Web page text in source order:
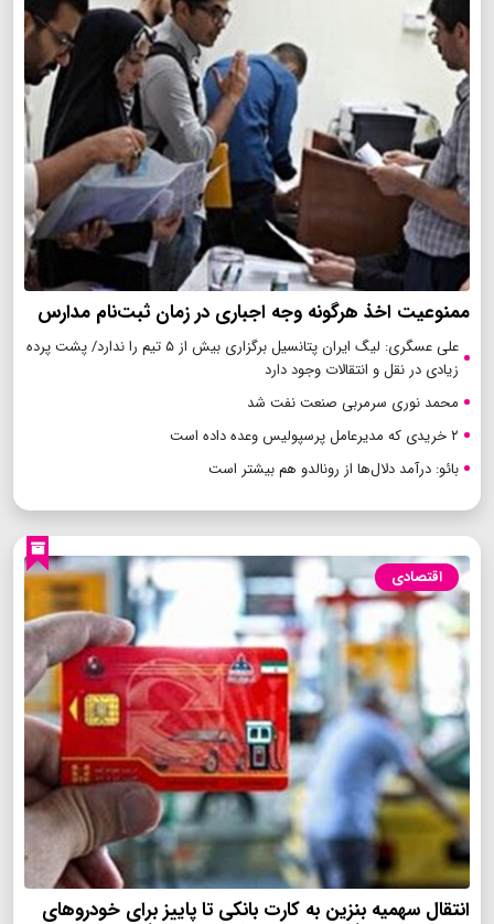
ممنوعیت اخذ هرگونه وجه اجباری در زمان ثبت‌نام مدارس
علی عسگری: لیگ ایران پتانسیل برگزاری بیش از ۵ تیم را ندارد/ پشت پرده
زیادی در نقل و انتقالات وجود دارد
محمد نوری سرمربی صنعت نفت شد
۲ خریدی که مدیرعامل پرسپولیس وعده داده است
بائو: درآمد دلال‌ها از رونالدو هم بیشتر است
اقتصادی
انتقال سهمیه بنزین به کارت بانکی تا پاییز برای خودروهای